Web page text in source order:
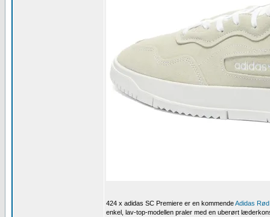
424 x adidas SC Premiere er en kommendeAdidas Rød
enkel, lav-top-modellen praler med en uberørt